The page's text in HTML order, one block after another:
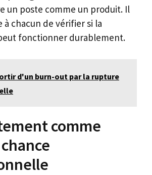
un poste comme un produit. Il
chacun de vérifier si la
fonctionner durablement.
d'un burn-out par la rupture
comme